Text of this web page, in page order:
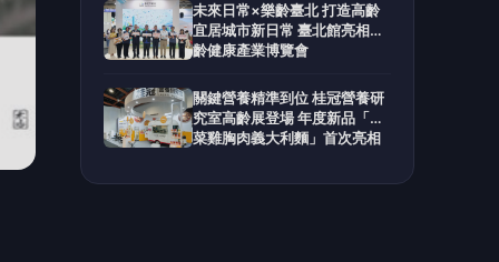
未來日常×樂齡臺北 打造高齡
宜居城市新日常 臺北館亮相高
齡健康產業博覽會
關鍵營養精準到位 桂冠營養研
究室高齡展登場 年度新品「菠
菜雞胸肉義大利麵」首次亮相